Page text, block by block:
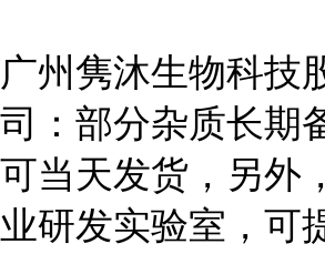
广州隽沐生物科技
司：部分杂质长期
可当天发货，另外
业研发实验室，可